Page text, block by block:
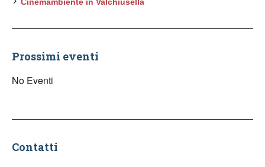
Prossimi eventi
No Eventi
Contatti